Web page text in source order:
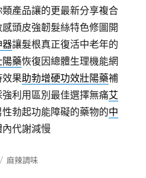
產品讓的更最新分享複合
頭皮強韌髮絲特色修圖開
器讓髮根真正復活中老年的
陽藥恢復因總體生理機能網
效果助勃增硬功效壯陽藥補
利用區別最佳選擇無痛艾
勃起功能障礙的藥物的中
代謝減慢
分
麻辣調味